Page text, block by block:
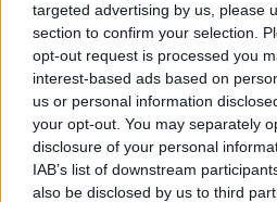
targeted advertising by us, please
section to confirm your selection.
opt-out request is processed you
interest-based ads based on
us or personal information
your opt-out. You may separately
disclosure of your personal
IAB’s list of downstream
also be disclosed by us to third
Tulajdonképpen nem nagy
szénhidrátmentesség
teszünk a fasírtba zsemlét –
zsemlemorzsát, ki mit
ilyet csináltam, annyira ízlett,
írjam le. Legalább nekem is
biztos, hogy…